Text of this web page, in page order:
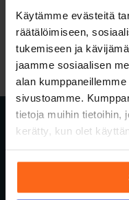
Käytämme evästeitä
räätälöimiseen,
tukemiseen ja
jaamme sosiaalisen
alan
sivustoamme.
tietoja muihin tietoihin,
kerätty, kun olet